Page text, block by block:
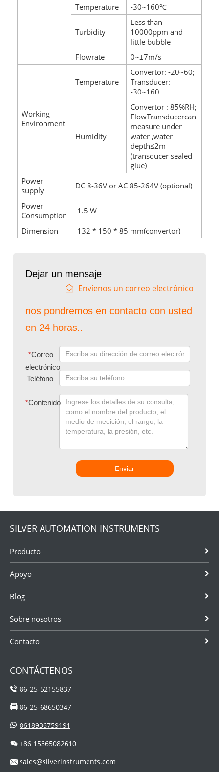
Temperature
-30~160℃
Turbidity
Less than
10000ppm and
little bubble
Flowrate
0~±7m/s
Working
Environment
Temperature
Convertor: -20~60;
Transducer:
-30~160
Humidity
Convertor : 85%RH;
FlowTransducercan
measure under
water ,water
depth≤2m
(transducer sealed
glue)
Power
supply
DC 8-36V or AC 85-264V (optional)
Power
Consumption
1.5 W
Dimension 132 * 150 * 85 mm(convertor)
Dejar un mensaje
Envíenos un correo electrónico
nos pondremos en contacto con usted
en 24 horas..
*Correo
electrónico
Teléfono
*Contenido
Enviar
SILVER AUTOMATION INSTRUMENTS
Producto
Apoyo
Blog
Sobre nosotros
Contacto
CONTÁCTENOS
86-25-52155837
86-25-68650347
8618936759191
+86 15365082610
sales@silverinstruments.com